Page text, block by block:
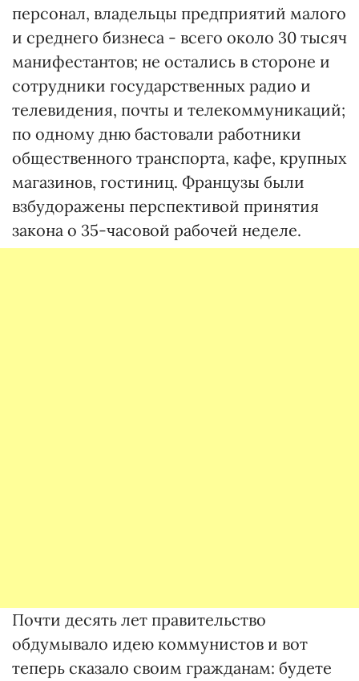
персонал, владельцы предприятий малого
и среднего бизнеса - всего около 30 тысяч
манифестантов; не остались в стороне и
сотрудники государственных радио и
телевидения, почты и телекоммуникаций;
по одному дню бастовали работники
общественного транспорта, кафе, крупных
магазинов, гостиниц. Французы были
взбудоражены перспективой принятия
закона о 35-часовой рабочей неделе.
Почти десять лет правительство
обдумывало идею коммунистов и вот
теперь сказало своим гражданам: будете